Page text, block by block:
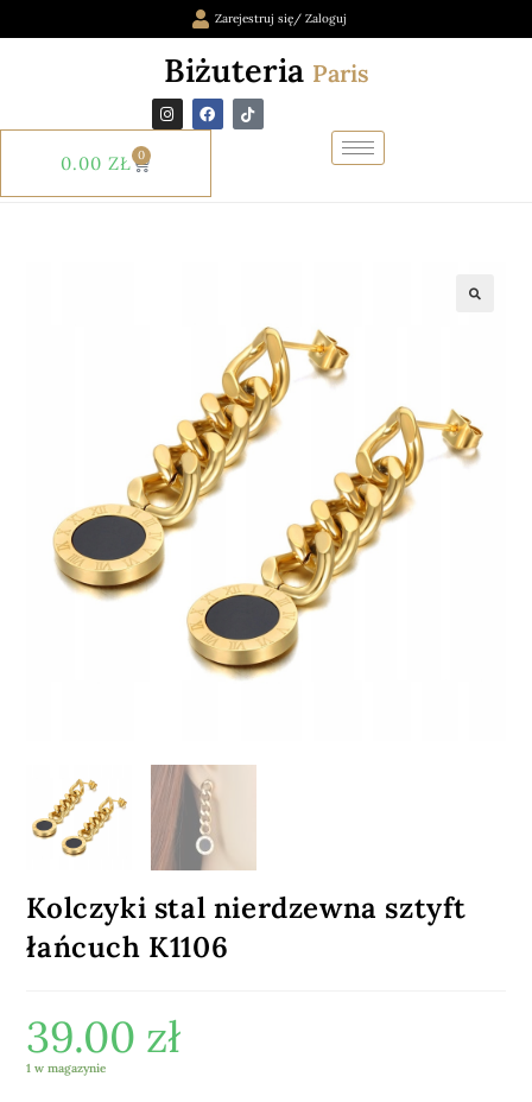
Zarejestruj się/ Zaloguj
Biżuteria Paris
0.00 ZŁ 0
Kolczyki stal nierdzewna sztyft
łańcuch K1106
39.00 zł
1 w magazynie